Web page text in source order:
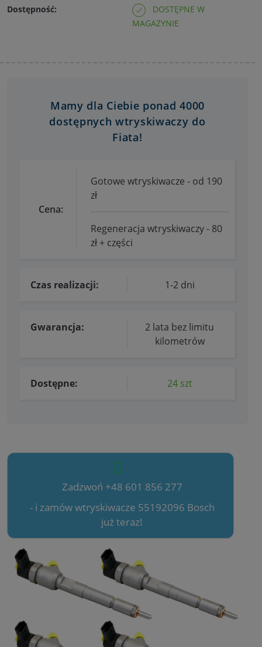
Dostępność:
DOSTĘPNE W
MAGAZYNIE
Mamy dla Ciebie ponad 4000
dostępnych wtryskiwaczy do
Fiata!
Cena:
Gotowe wtryskiwacze - od 190
zł
Regeneracja wtryskiwaczy - 80
zł + części
Czas realizacji: 1-2 dni
Gwarancja:
2 lata bez limitu
kilometrów
Dostępne: 24 szt
Zadzwoń +48 601 856 277
- i zamów wtryskiwacze 55192096 Bosch
już teraz!